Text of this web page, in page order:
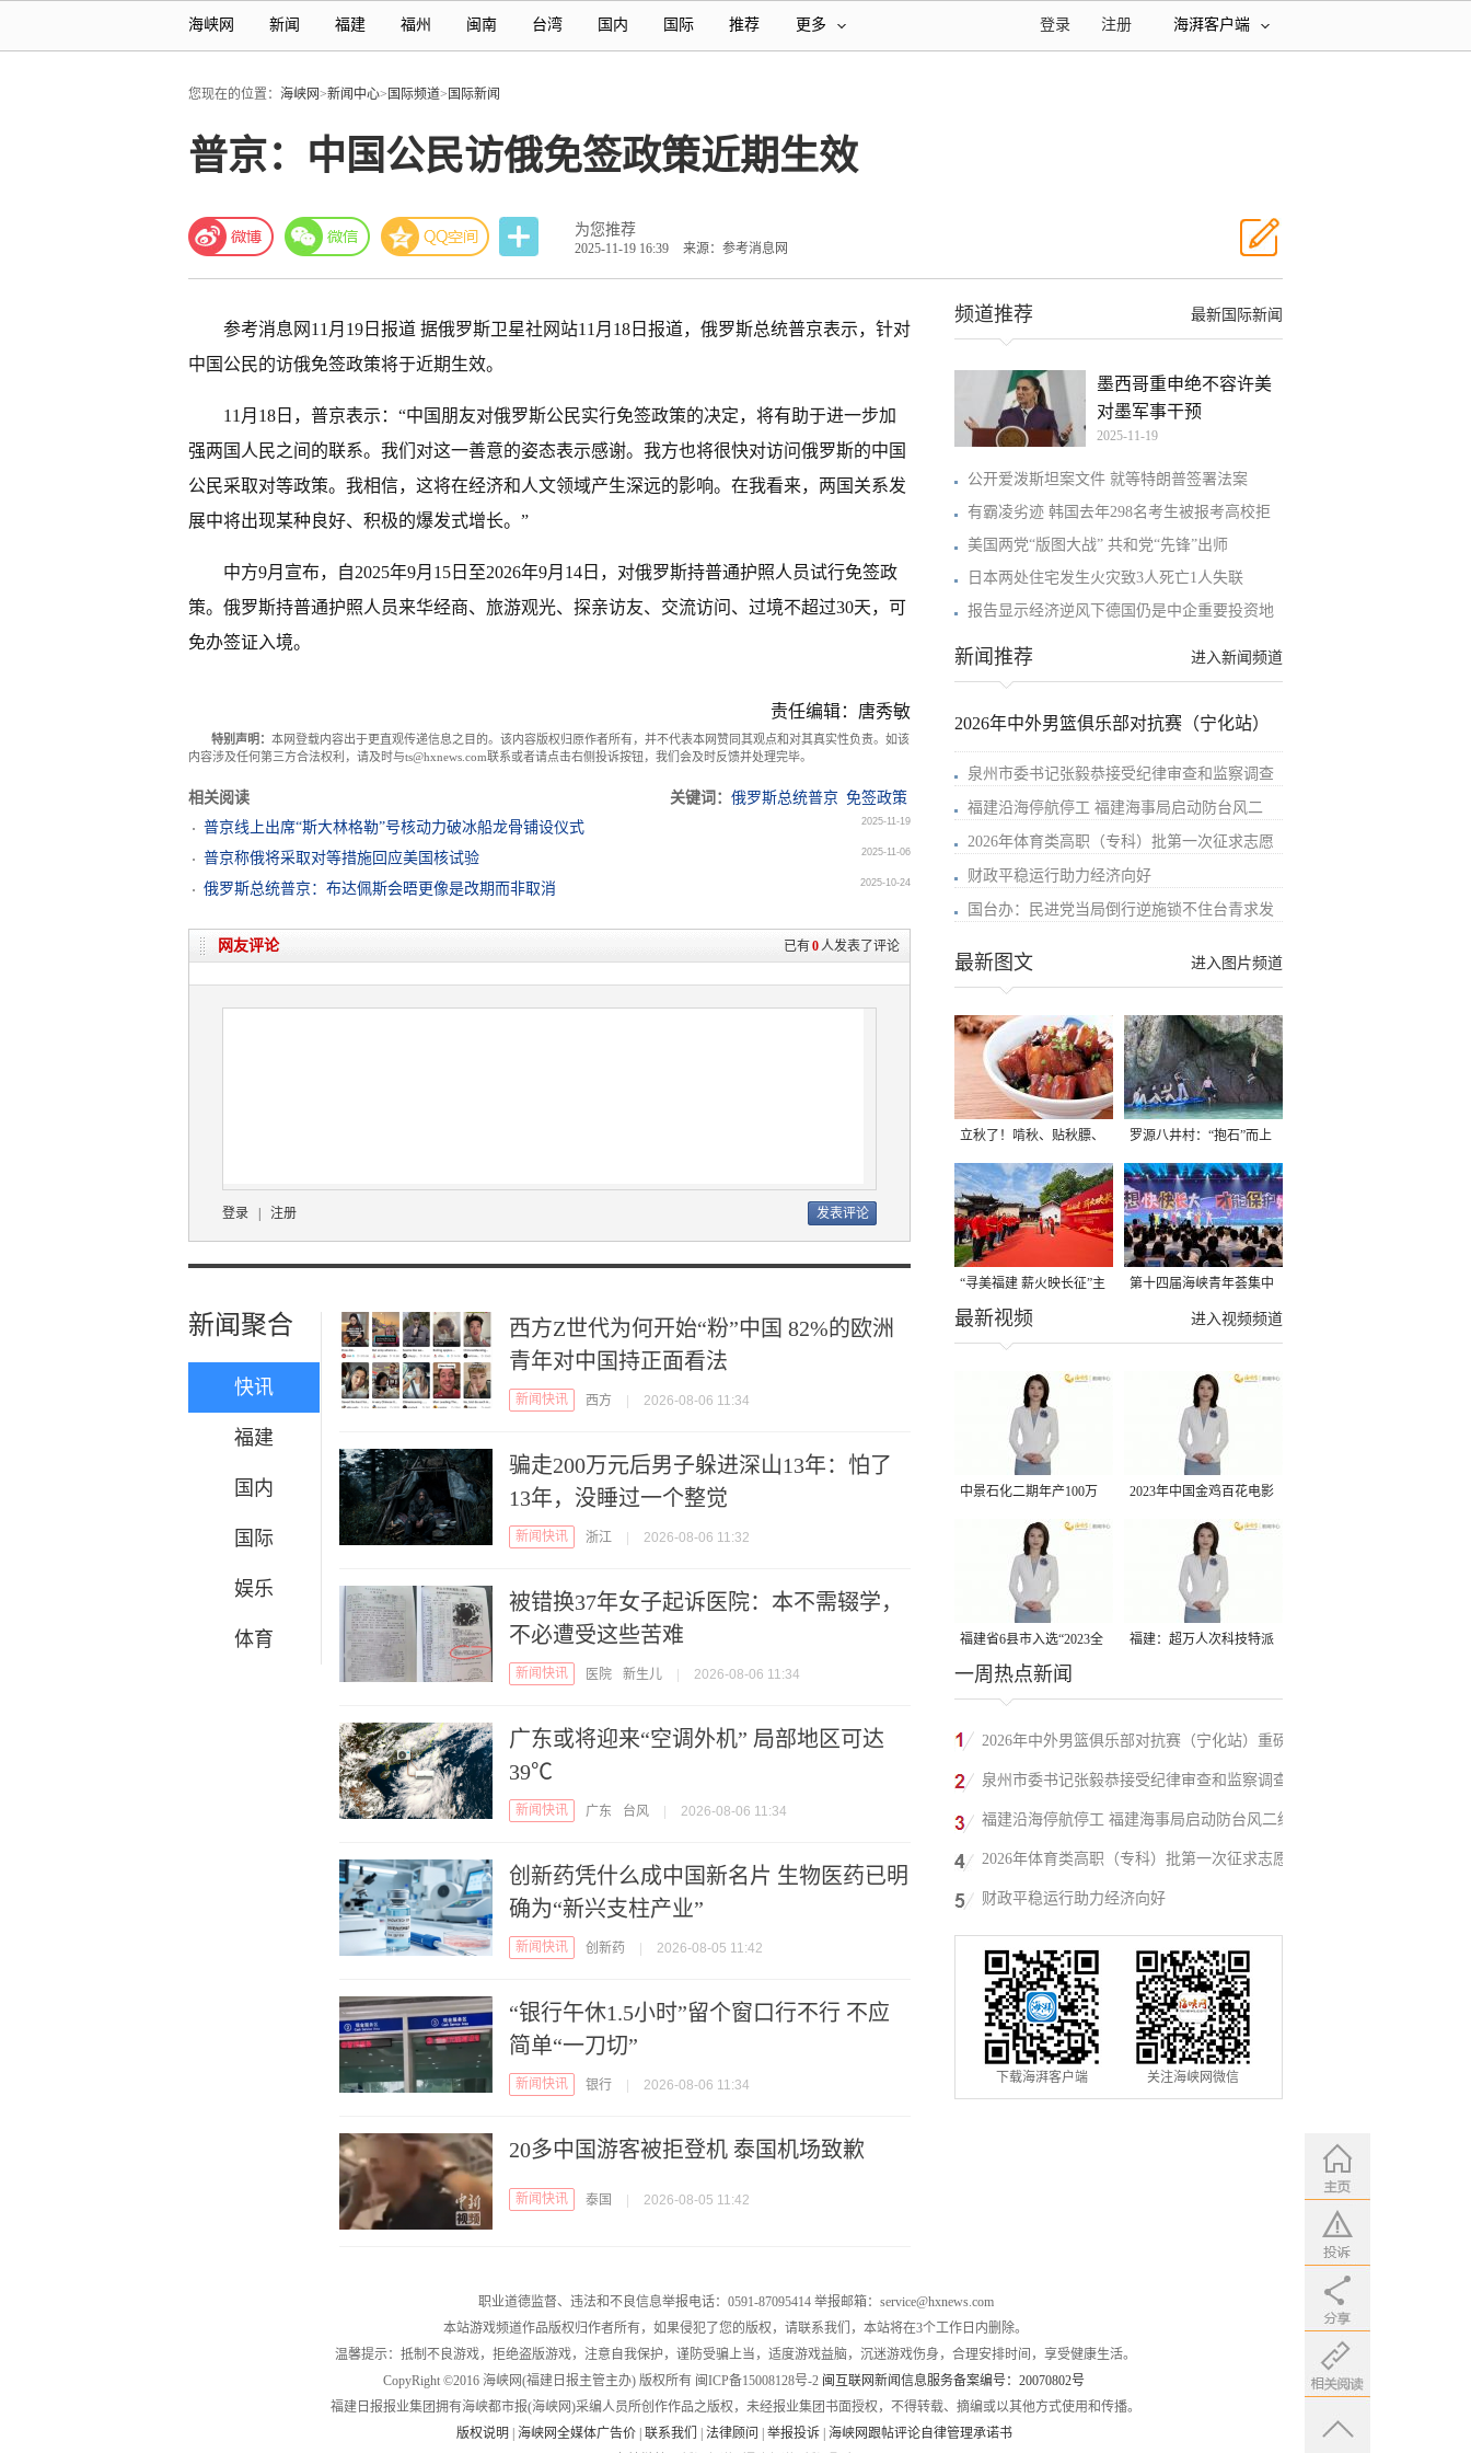
海峡网 新闻 福建 福州 闽南 台湾 国内 国际 推荐 更多 海湃客户端
注册
登录
您现在的位置： 海峡网>新闻中心> 国际频道> 国际新闻
普京：中国公民访俄免签政策近期生效
为您推荐
2025-11-19 16:39 来源：参考消息网
参考消息网11月19日报道 据俄罗斯卫星社网站11月18日报道，俄罗斯总统普京表示，针对
中国公民的访俄免签政策将于近期生效。
11月18日，普京表示：“中国朋友对俄罗斯公民实行免签政策的决定，将有助于进一步加
强两国人民之间的联系。我们对这一善意的姿态表示感谢。我方也将很快对访问俄罗斯的中国
公民采取对等政策。我相信，这将在经济和人文领域产生深远的影响。在我看来，两国关系发
展中将出现某种良好、积极的爆发式增长。”
中方9月宣布，自2025年9月15日至2026年9月14日，对俄罗斯持普通护照人员试行免签政
策。俄罗斯持普通护照人员来华经商、旅游观光、探亲访友、交流访问、过境不超过30天，可
免办签证入境。
责任编辑：唐秀敏
特别声明： 本网登载内容出于更直观传递信息之目的。该内容版权归原作者所有，并不代表本网赞同其观点和对其真实性负责。如该
内容涉及任何第三方合法权利，请及时与ts@hxnews.com联系或者请点击右侧投诉按钮，我们会及时反馈并处理完毕。
相关阅读 关键词： 俄罗斯总统普京 免签政策
普京线上出席“斯大林格勒”号核动力破冰船龙骨铺设仪式
2025-11-19
普京称俄将采取对等措施回应美国核试验 2025-11-06
俄罗斯总统普京：布达佩斯会晤更像是改期而非取消 2025-10-24
已有0人发表了评论
网友评论
登录 注册
新闻聚合
快讯
福建
国内
国际
娱乐
体育
西方Z世代为何开始“粉”中国 82%的欧洲
青年对中国持正面看法
新闻快讯 西方 2026-08-06 11:34
骗走200万元后男子躲进深山13年：怕了
13年，没睡过一个整觉
新闻快讯 浙江 2026-08-06 11:32
被错换37年女子起诉医院：本不需辍学，
不必遭受这些苦难
新闻快讯 医院 新生儿 2026-08-06 11:34
广东或将迎来“空调外机” 局部地区可达
39℃
新闻快讯 广东 台风 2026-08-06 11:34
创新药凭什么成中国新名片 生物医药已明
确为“新兴支柱产业”
新闻快讯 创新药 2026-08-05 11:42
“银行午休1.5小时”留个窗口行不行 不应
简单“一刀切”
新闻快讯 银行 2026-08-06 11:34
20多中国游客被拒登机 泰国机场致歉
新闻快讯 泰国 2026-08-05 11:42
最新国际新闻
频道推荐
墨西哥重申绝不容许美
对墨军事干预
2025-11-19
公开爱泼斯坦案文件 就等特朗普签署法案
有霸凌劣迹 韩国去年298名考生被报考高校拒
美国两党“版图大战” 共和党“先锋”出师
日本两处住宅发生火灾致3人死亡1人失联
报告显示经济逆风下德国仍是中企重要投资地
进入新闻频道
新闻推荐
2026年中外男篮俱乐部对抗赛（宁化站）
泉州市委书记张毅恭接受纪律审查和监察调查
福建沿海停航停工 福建海事局启动防台风二
2026年体育类高职（专科）批第一次征求志愿
财政平稳运行助力经济向好
国台办：民进党当局倒行逆施锁不住台青求发
进入图片频道
最新图文
立秋了！啃秋、贴秋膘、
晒秋，福建人这样过才够
味→
罗源八井村：“抱石”而上
“寻美福建 薪火映长征”主
题活动在龙岩长汀启动
第十四届海峡青年荟集中
阶段活动在福州举行
进入视频频道
最新视频
中景石化二期年产100万
吨丙烷脱氢项目建成中交
2023年中国金鸡百花电影
节有福电影巡展31日启动
福建省6县市入选“2023全
国县域发展潜力百强县”
福建：超万人次科技特派
一周热点新闻
2026年中外男篮俱乐部对抗赛（宁化站）重磅
来袭！抢票通道即将开启→
泉州市委书记张毅恭接受纪律审查和监察调查
福建沿海停航停工 福建海事局启动防台风二级
应急响应
2026年体育类高职（专科）批第一次征求志愿
填报
财政平稳运行助力经济向好
下载海湃客户端 关注海峡网微信
职业道德监督、违法和不良信息举报电话：0591-87095414 举报邮箱：service@hxnews.com
本站游戏频道作品版权归作者所有，如果侵犯了您的版权，请联系我们，本站将在3个工作日内删除。
温馨提示：抵制不良游戏，拒绝盗版游戏，注意自我保护，谨防受骗上当，适度游戏益脑，沉迷游戏伤身，合理安排时间，享受健康生活。
CopyRight ©2016 海峡网(福建日报主管主办) 版权所有 闽ICP备15008128号-2 闽互联网新闻信息服务备案编号：20070802号
福建日报报业集团拥有海峡都市报(海峡网)采编人员所创作作品之版权，未经报业集团书面授权，不得转载、摘编或以其他方式使用和传播。
版权说明
海峡网全媒体广告价 联系我们 法律顾问 举报投诉
海峡网跟帖评论自律管理承诺书